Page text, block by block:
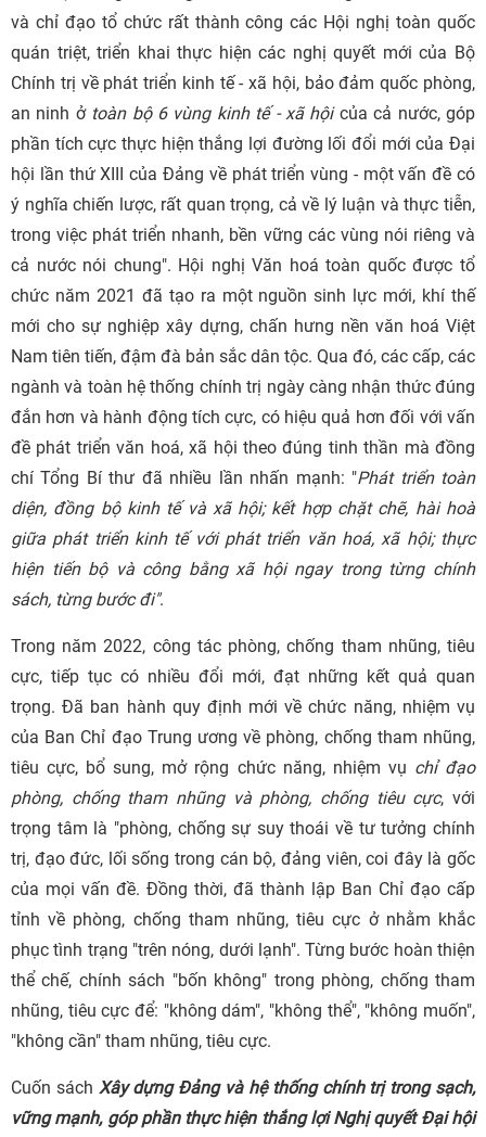
và chỉ đạo tổ chức rất thành công các Hội nghị toàn quốc
quán triệt, triển khai thực hiện các nghị quyết mới của Bộ
Chính trị về phát triển kinh tế - xã hội, bảo đảm quốc phòng,
an ninh ở toàn bộ 6 vùng kinh tế - xã hộicủa cả nước, góp
phần tích cực thực hiện thắng lợi đường lối đổi mới của Đại
hội lần thứ XIII của Đảng về phát triển vùng - một vấn đề có
ý nghĩa chiến lược, rất quan trọng, cả về lý luận và thực tiễn,
trong việc phát triển nhanh, bền vững các vùng nói riêng và
cả nước nói chung". Hội nghị Văn hoá toàn quốc được tổ
chức năm 2021 đã tạo ra một nguồn sinh lực mới, khí thế
mới cho sự nghiệp xây dựng, chấn hưng nền văn hoá Việt
Nam tiên tiến, đậm đà bản sắc dân tộc. Qua đó, các cấp, các
ngành và toàn hệ thống chính trị ngày càng nhận thức đúng
đắn hơn và hành động tích cực, có hiệu quả hơn đối với vấn
đề phát triển văn hoá, xã hội theo đúng tinh thần mà đồng
chí Tổng Bí thư đã nhiều lần nhấn mạnh: "Phát triển toàn
diện, đồng bộ kinh tế và xã hội; kết hợp chặt chẽ, hài hoà
giữa phát triển kinh tế với phát triển văn hoá, xã hội; thực
hiện tiến bộ và công bằng xã hội ngay trong từng chính
sách, từng bước đi".
Trong năm 2022, công tác phòng, chống tham nhũng, tiêu
cực, tiếp tục có nhiều đổi mới, đạt những kết quả quan
trọng. Đã ban hành quy định mới về chức năng, nhiệm vụ
của Ban Chỉ đạo Trung ương về phòng, chống tham nhũng,
tiêu cực, bổ sung, mở rộng chức năng, nhiệm vụ chỉ đạo
phòng, chống tham nhũng và phòng, chống tiêu cực, với
trọng tâm là "phòng, chống sự suy thoái về tư tưởng chính
trị, đạo đức, lối sống trong cán bộ, đảng viên, coi đây là gốc
của mọi vấn đề. Đồng thời, đã thành lập Ban Chỉ đạo cấp
tỉnh về phòng, chống tham nhũng, tiêu cực ở nhằm khắc
phục tình trạng "trên nóng, dưới lạnh". Từng bước hoàn thiện
thể chế, chính sách "bốn không" trong phòng, chống tham
nhũng, tiêu cực để: "không dám", "không thể", "không muốn",
"không cần" tham nhũng, tiêu cực.
Cuốn sách Xây dựng Đảng và hệ thống chính trị trong sạch,
vững mạnh, góp phần thực hiện thắng lợi Nghị quyết Đại hội